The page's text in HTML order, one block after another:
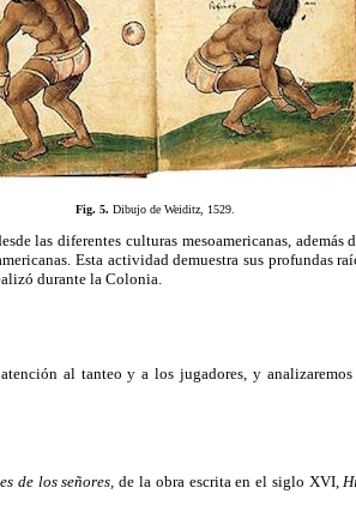
Fig. 5. Dibujo de Weiditz, 1529.
las diferentes culturas mesoamericanas,
Esta actividad demuestra sus
durante la Colonia.
al tanteo y a los jugadores, y
de los señores, de la obra escrita en el siglo XVI,